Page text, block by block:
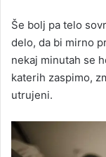
Še bolj pa telo
delo, da bi mirno
nekaj minutah se
katerih zaspimo,
utrujeni.